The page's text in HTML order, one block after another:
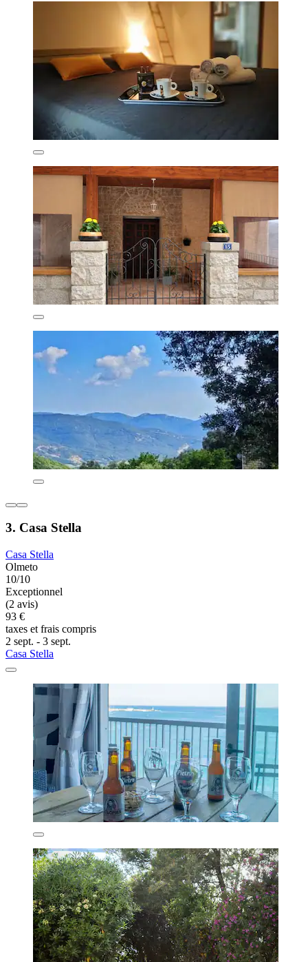
3. Casa Stella
Casa Stella
Olmeto
10/10
Exceptionnel
(2 avis)
93 €
taxes et frais compris
2 sept. - 3 sept.
Casa Stella